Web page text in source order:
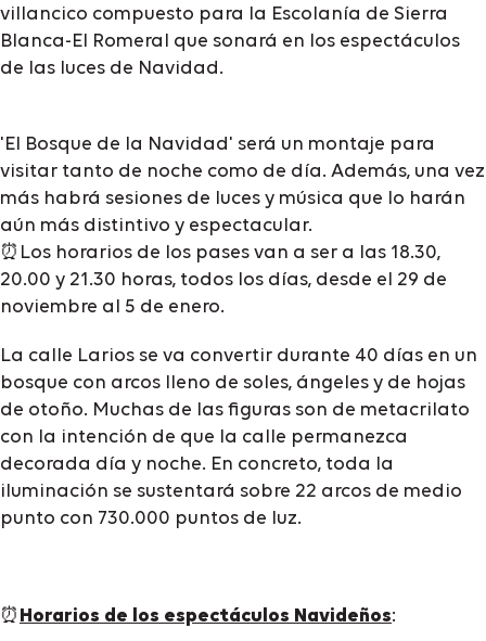
villancico compuesto para la Escolanía de Sierra
Blanca-El Romeral que sonará en los espectáculos
de las luces de Navidad.
'El Bosque de la Navidad' será un montaje para
visitar tanto de noche como de día. Además, una vez
más habrá sesiones de luces y música que lo harán
aún más distintivo y espectacular.
⏰Los horarios de los pases van a ser a las 18.30,
20.00 y 21.30 horas, todos los días, desde el 29 de
noviembre al 5 de enero.
La calle Larios se va convertir durante 40 días en un
bosque con arcos lleno de soles, ángeles y de hojas
de otoño. Muchas de las figuras son de metacrilato
con la intención de que la calle permanezca
decorada día y noche. En concreto, toda la
iluminación se sustentará sobre 22 arcos de medio
punto con 730.000 puntos de luz.
⏰ Horarios de los espectáculos Navideños: